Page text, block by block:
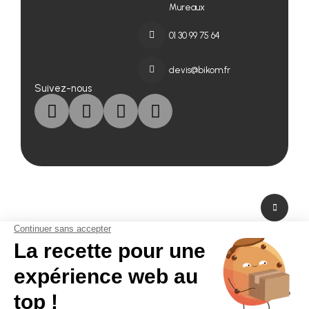
Mureaux
01 30 99 75 64
devis@bikom.fr
Suivez-nous
A propos de nous
Fabricant de PLV en carton et fabricant de stand modulaire, Bikom est situé
dans les Yvelines en Ile-de-France. A peine à 20 mn de Paris La Défense,
Bikom peut fabriquer et livrer dans l'urgence. Proposant une large gamme